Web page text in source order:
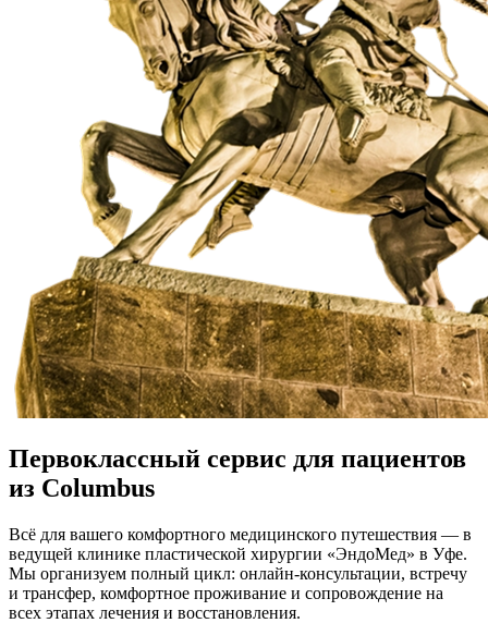
Первоклассный сервис для пациентов
из Columbus
Всё для вашего комфортного медицинского путешествия — в
ведущей клинике пластической хирургии «ЭндоМед» в Уфе.
Мы организуем полный цикл: онлайн-консультации, встречу
и трансфер, комфортное проживание и сопровождение на
всех этапах лечения и восстановления.